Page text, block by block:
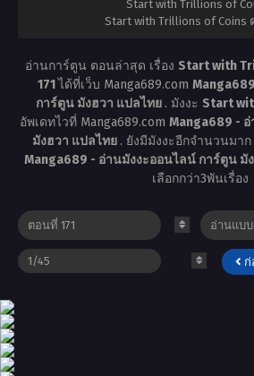
Start with Trillions of
Start with Trillions of Coins
อ่านการ์ตูน ตอนล่าสุด เรื่อง Start with
171ได้ที่เว็บ Manga689.com
การ์ตูน มังฮวา แปลไทย . มังงะ Start
อัพเดทไวที่ Manga689.com Manga689 -
มังฮวา แปลไทย . ยังมีมังงะอีกจำนวนมา
Manga689 - อ่านมังงะออนไลน์ การ์ตูน มั
เลือกกว่า3พันเรื่อง